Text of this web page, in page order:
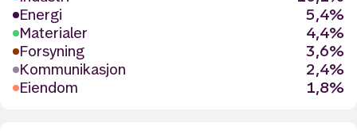
Energi
5,4%
Materialer
4,4%
Forsyning
3,6%
Kommunikasjon
2,4%
Eiendom
1,8%